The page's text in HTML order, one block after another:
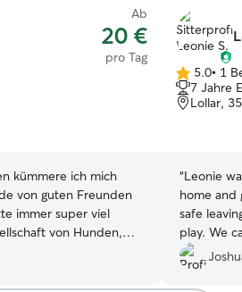
Ab
20 €
pro Tag
kümmere ich mich
von guten Freunden
immer super viel
von Hunden,
auf viel Hundekontakt
5.0
von
5
5.0• 1
7 Jahre
Lollar,
“Leonie
home and
safe
play. We